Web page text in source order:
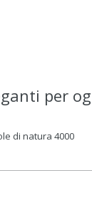
per
di natura 4000